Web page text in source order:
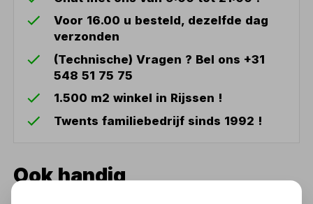
Voor 16.00 u besteld, dezelfde dag
verzonden
(Technische) Vragen ? Bel ons +31
548 51 75 75
1.500 m2 winkel in Rijssen !
Twents familiebedrijf sinds 1992 !
Ook handig